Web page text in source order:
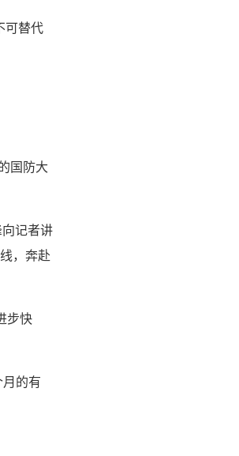
可替代
国防大
记者讲
，奔赴
步快
的有